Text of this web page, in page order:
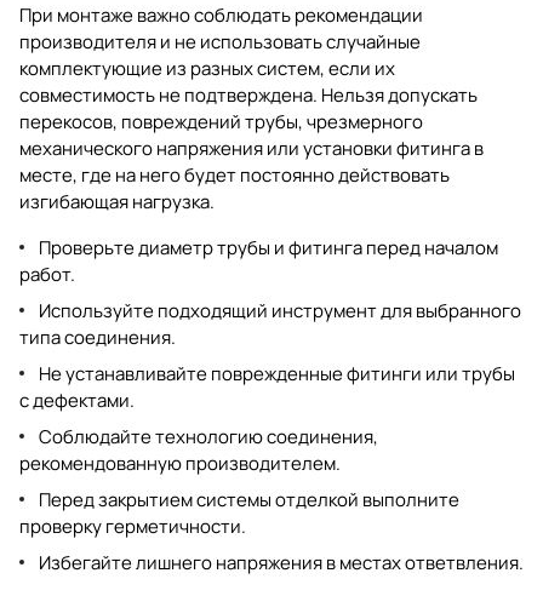
При монтаже важно соблюдать рекомендации
производителя и не использовать случайные
комплектующие из разных систем, если их
совместимость не подтверждена. Нельзя допускать
перекосов, повреждений трубы, чрезмерного
механического напряжения или установки фитинга в
месте, где на него будет постоянно действовать
изгибающая нагрузка.
Проверьте диаметр трубы и фитинга перед началом
работ.
Используйте подходящий инструмент для выбранного
типа соединения.
Не устанавливайте поврежденные фитинги или трубы
с дефектами.
Соблюдайте технологию соединения,
рекомендованную производителем.
Перед закрытием системы отделкой выполните
проверку герметичности.
Избегайте лишнего напряжения в местах ответвления.